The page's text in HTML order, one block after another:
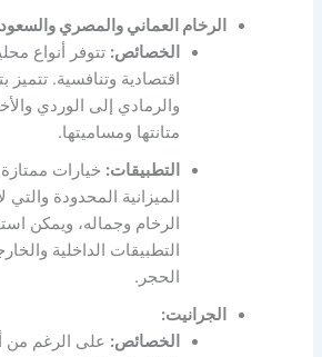
الرخام العماني والمصري
الخصائص: تتوفر أنواع
اقتصادية وتنافسية. تتميز
والرمادي إلى الوردي
متانتها ومساميتها.
التطبيقات: خيارات
الميزانية المحدودة
الرخام وجماله، ويمكن
التطبيقات الداخلية
الحجر.
الجرانيت:
الخصائص: على الرغم من